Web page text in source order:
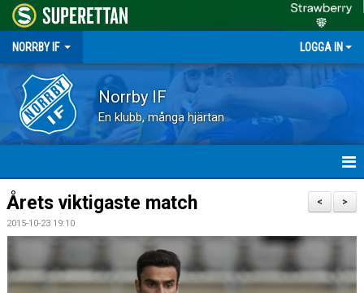
NORRBY IF LOGGA IN
Norrby IF
En klubb, många hjärtan
HEM
NYHETER
FÖRENINGEN
>
<
Årets viktigaste match
2015-10-23 19:10